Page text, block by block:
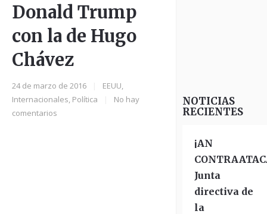
Donald Trump
con la de Hugo
Chávez
24 de marzo de 2016 EEUU,
Internacionales, Política
No hay
comentarios
NOTICIAS
RECIENTES
¡AN
Junta
directiva de
la